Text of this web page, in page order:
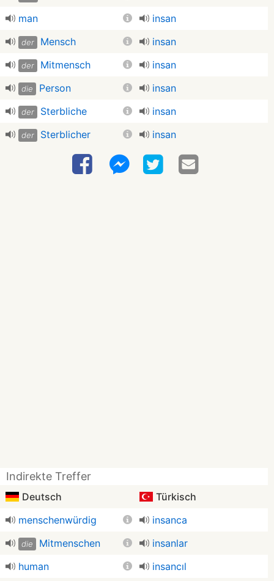
man
insan
der Mensch insan
der Mitmensch insan
die Person insan
der Sterbliche insan
der Sterblicher insan
Indirekte Treffer
Deutsch
Türkisch
menschenwürdig
insanca
die Mitmenschen
insanlar
human
insancıl